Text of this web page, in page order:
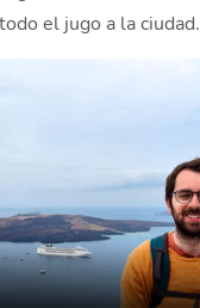
el jugo a la ciudad.